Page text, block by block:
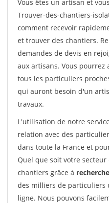
Vous êtes un artisan et
Trouver-des-chantiers-
comment recevoir
et trouver des chantiers.
demandes de devis en
aux artisans. Vous pourrez
tous les particuliers
qui auront besoin d'un
travaux.
L'utilisation de notre
relation avec des
dans toute la France et
Quel que soit votre
chantiers grâce à
des milliers de particuliers
ligne. Nous pouvons